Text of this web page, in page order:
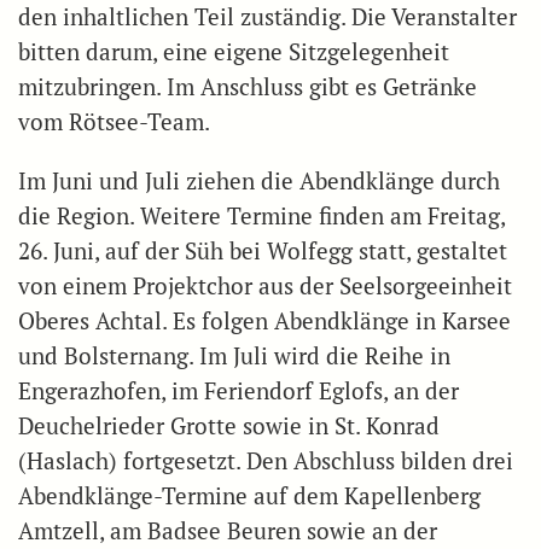
den inhaltlichen Teil zuständig. Die Veranstalter
bitten darum, eine eigene Sitzgelegenheit
mitzubringen. Im Anschluss gibt es Getränke
vom Rötsee-Team.
Im Juni und Juli ziehen die Abendklänge durch
die Region. Weitere Termine finden am Freitag,
26. Juni, auf der Süh bei Wolfegg statt, gestaltet
von einem Projektchor aus der Seelsorgeeinheit
Oberes Achtal. Es folgen Abendklänge in Karsee
und Bolsternang. Im Juli wird die Reihe in
Engerazhofen, im Feriendorf Eglofs, an der
Deuchelrieder Grotte sowie in St. Konrad
(Haslach) fortgesetzt. Den Abschluss bilden drei
Abendklänge-Termine auf dem Kapellenberg
Amtzell, am Badsee Beuren sowie an der